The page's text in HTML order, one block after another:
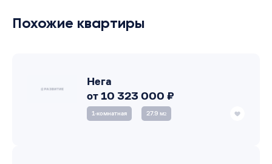
Похожие квартиры
Нега
от 10 323 000 ₽
1‑комнатная 27.9 м2